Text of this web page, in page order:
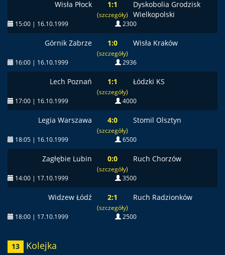
Wisła Płock 1:1
(szczegóły)
Dyskobolia Grodzisk
Wielkopolski
15:00 | 16.10.1999 2300
Górnik Zabrze 1:0
(szczegóły)
Wisła Kraków
16:00 | 16.10.1999 2936
Lech Poznań 1:1
(szczegóły)
Łódzki KS
17:00 | 16.10.1999 4000
Legia Warszawa 4:0
(szczegóły)
Stomil Olsztyn
18:05 | 16.10.1999 6500
Zagłębie Lubin 0:0
(szczegóły)
Ruch Chorzów
14:00 | 17.10.1999 3500
Widzew Łódź 2:1
(szczegóły)
Ruch Radzionków
18:00 | 17.10.1999 2500
13 Kolejka